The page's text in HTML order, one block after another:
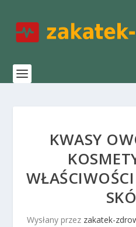
KWASY
Wysłany przez zakatek-